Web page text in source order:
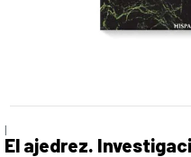
|
El ajedrez.